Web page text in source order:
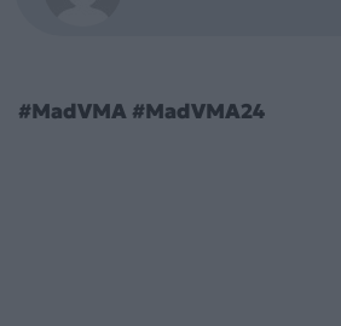
#MadVMA #MadVMA24